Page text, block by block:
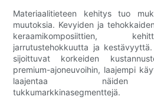
Materiaalitieteen kehitys tuo
muutoksia. Kevyiden ja
keraamikomposiittien,
jarrutustehokkuutta ja
sijoittuvat korkeiden
premium-ajoneuvoihin, laajempi
laajentaa näiden
tukkumarkkinasegmenttejä.